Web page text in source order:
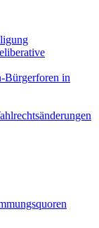
Bürgerforen in